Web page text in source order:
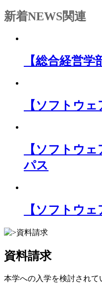
新着NEWS関連
【総合経営
【ソフトウ
【ソフトウ
パス
【ソフトウ
資料請求
本学への入学を検討され